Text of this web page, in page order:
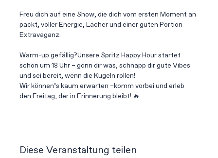
Freu dich auf eine Show, die dich vom ersten Moment an
packt, voller Energie, Lacher und einer guten Portion
Extravaganz.
Warm-up gefällig?Unsere Spritz Happy Hour startet
schon um 18 Uhr – gönn dir was, schnapp dir gute Vibes
und sei bereit, wenn die Kugeln rollen!
Wir können’s kaum erwarten –komm vorbei und erleb
den Freitag, der in Erinnerung bleibt! 🔥
Diese Veranstaltung teilen